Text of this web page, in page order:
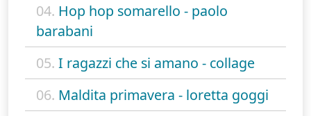
04. Hop hop somarello - paolo
barabani
05. I ragazzi che si amano - collage
06. Maldita primavera - loretta goggi